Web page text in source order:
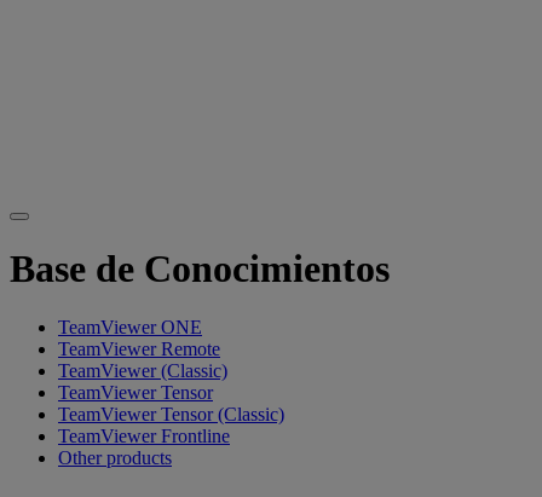
Base de Conocimientos
TeamViewer ONE
TeamViewer Remote
TeamViewer (Classic)
TeamViewer Tensor
TeamViewer Tensor (Classic)
TeamViewer Frontline
Other products